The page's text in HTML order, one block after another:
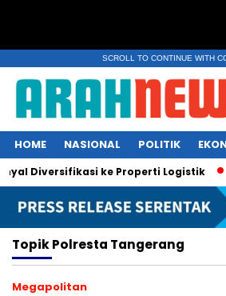
SCROLL TO CONTINUE WITH
HOME NASIONAL POLITIK
Diversifikasi ke Properti Logistik
TopikPolresta Tangerang
Megapolitan